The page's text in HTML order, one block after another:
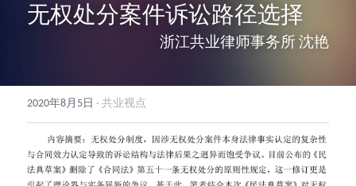
无权处分案件诉讼路径选择
浙江共业律师事务所 沈艳
2020年8月5日 · 共业视点